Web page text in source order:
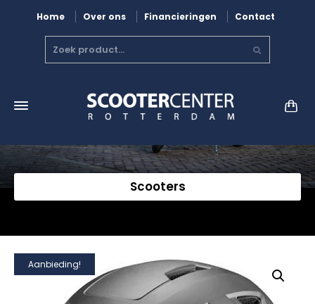
Home Over ons Financieringen Contact
Scooters
Aanbieding!